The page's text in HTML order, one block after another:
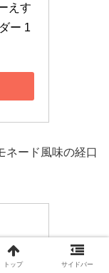
えす
ー 1
ネード風味の経口
トップ サイドバー